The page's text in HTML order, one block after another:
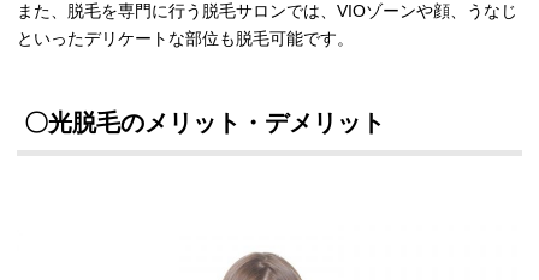
また、脱毛を専門に行う脱毛サロンでは、 VIOゾーンや顔、うなじ
といったデリケートな部位も脱毛可能です。
〇光脱毛のメリット・デメリット